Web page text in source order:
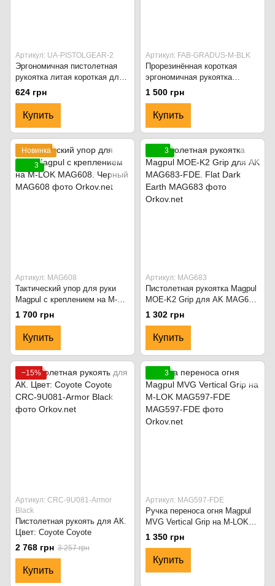
Артикул: UA-PISTOLGEAR-2
Эргономичная пистолетная
рукоятка литая короткая для
АК. Чёрный
624 грн
Купить
Артикул: FAB-GRADUS-M-BLK
Прорезинённая короткая
эргономичная рукоятка
переноса огня FAB Defense
GRADUS-M на M-LOK.
Чёрный
1 500 грн
Купить
Новинка
3
Артикул: MAG608
Тактический упор для руки
Magpul с креплением на M-
LOK MAG608. Черный
1 700 грн
Купить
3
Артикул: MAG683
Пистолетная рукоятка Magpul
MOE-K2 Grip для AK MAG683-
FDE. Flat Dark Earth
1 302 грн
Купить
−15%
Артикул: CRC-9U081-Armor
Black
Пистолетная рукоять для АК.
Цвет: Coyote Coyote
2 768 грн 3 257 грн
Купить
3
Артикул: MAG597-FDE
Ручка переноса огня Magpul
MVG Vertical Grip на M-LOK
MAG597-FDE
1 350 грн
Купить